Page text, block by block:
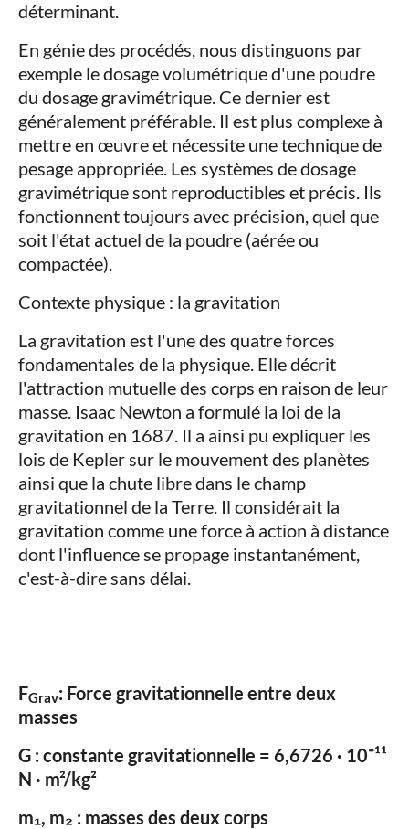
déterminant.
En génie des procédés, nous distinguons par
exemple le dosage volumétrique d'une poudre
du dosage gravimétrique. Ce dernier est
généralement préférable. Il est plus complexe à
mettre en œuvre et nécessite une technique de
pesage appropriée. Les systèmes de dosage
gravimétrique sont reproductibles et précis. Ils
fonctionnent toujours avec précision, quel que
soit l'état actuel de la poudre (aérée ou
compactée).
Contexte physique : la gravitation
La gravitation est l'une des quatre forces
fondamentales de la physique. Elle décrit
l'attraction mutuelle des corps en raison de leur
masse. Isaac Newton a formulé la loi de la
gravitation en 1687. Il a ainsi pu expliquer les
lois de Kepler sur le mouvement des planètes
ainsi que la chute libre dans le champ
gravitationnel de la Terre. Il considérait la
gravitation comme une force à action à distance
dont l'influence se propage instantanément,
c'est-à-dire sans délai.
FGrav: Force gravitationnelle entre deux
masses
G : constante gravitationnelle = 6,6726 · 10⁻¹¹
N · m²/kg²
m₁, m₂ : masses des deux corps